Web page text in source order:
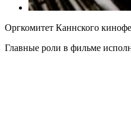
Оргкомитет Каннского
Главные роли в фильме